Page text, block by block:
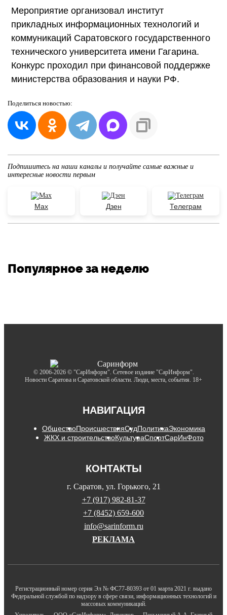
Мероприятие организовал институт
прикладных информационных технологий и
коммуникаций Саратовского государственного
технического университета имени Гагарина.
Конкурс проходил при финансовой поддержке
министерства образования и науки РФ.
Поделиться новостью:
Подпишитесь на наши каналы и получайте самые важные и
интересные новости первым
Max Дзен Телеграм
Популярное за неделю
© 2006-2026 © "СарИнформ". Сетевое издание "СарИнформ".
Новости Саратова и Саратовской области. Люди, места, события. 18+
НАВИГАЦИЯ
ОбществоПроисшествияСудПолитикаЭкономика
ЖКХ и строительствоКультураСпортСарИнФото
КОНТАКТЫ
г. Саратов, ул. Горького, 21
+7 (917) 982-81-37
+7 (8452) 659-600
info@sarinform.ru
РЕКЛАМА
Регистрационный номер серия Эл № ФС77-80393 от 01 марта 2021 г. выдано
Федеральной службой по надзору в сфере связи, информационных технологий и
массовых коммуникаций.